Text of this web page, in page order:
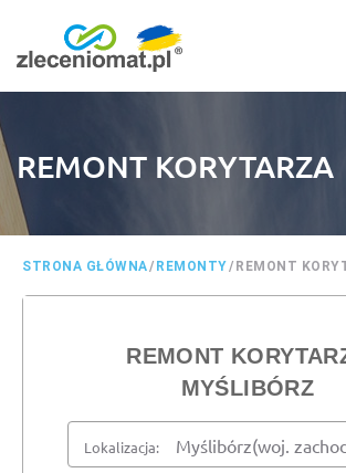
REMONT KORYTARZA
STRONA GŁÓWNA/ REMONTY/ REMONT
REMONT
MYŚLIBÓRZ
Lokalizacja: